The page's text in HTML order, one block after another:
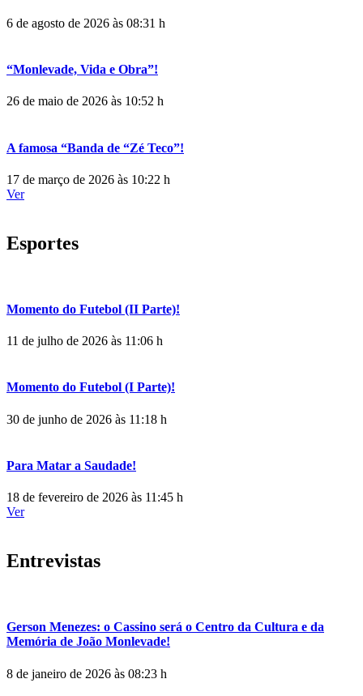
6 de agosto de 2026 às 08:31 h
“Monlevade, Vida e Obra”!
26 de maio de 2026 às 10:52 h
A famosa “Banda de “Zé Teco”!
17 de março de 2026 às 10:22 h
Ver
Esportes
Momento do Futebol (II Parte)!
11 de julho de 2026 às 11:06 h
Momento do Futebol (I Parte)!
30 de junho de 2026 às 11:18 h
Para Matar a Saudade!
18 de fevereiro de 2026 às 11:45 h
Ver
Entrevistas
Gerson Menezes: o Cassino será o Centro da Cultura e da
Memória de João Monlevade!
8 de janeiro de 2026 às 08:23 h